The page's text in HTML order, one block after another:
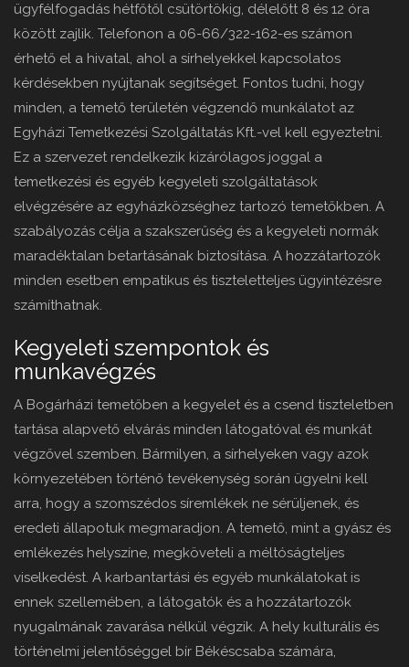
ügyfélfogadás hétfőtől csütörtökig, délelőtt 8 és 12 óra
között zajlik. Telefonon a 06-66/322-162-es számon
érhető el a hivatal, ahol a sírhelyekkel kapcsolatos
kérdésekben nyújtanak segítséget. Fontos tudni, hogy
minden, a temető területén végzendő munkálatot az
Egyházi Temetkezési Szolgáltatás Kft.-vel kell egyeztetni.
Ez a szervezet rendelkezik kizárólagos joggal a
temetkezési és egyéb kegyeleti szolgáltatások
elvégzésére az egyházközséghez tartozó temetőkben. A
szabályozás célja a szakszerűség és a kegyeleti normák
maradéktalan betartásának biztosítása. A hozzátartozók
minden esetben empatikus és tiszteletteljes ügyintézésre
számíthatnak.
Kegyeleti szempontok és
munkavégzés
A Bogárházi temetőben a kegyelet és a csend tiszteletben
tartása alapvető elvárás minden látogatóval és munkát
végzővel szemben. Bármilyen, a sírhelyeken vagy azok
környezetében történő tevékenység során ügyelni kell
arra, hogy a szomszédos síremlékek ne sérüljenek, és
eredeti állapotuk megmaradjon. A temető, mint a gyász és
emlékezés helyszíne, megköveteli a méltóságteljes
viselkedést. A karbantartási és egyéb munkálatokat is
ennek szellemében, a látogatók és a hozzátartozók
nyugalmának zavarása nélkül végzik. A hely kulturális és
történelmi jelentőséggel bír Békéscsaba számára,